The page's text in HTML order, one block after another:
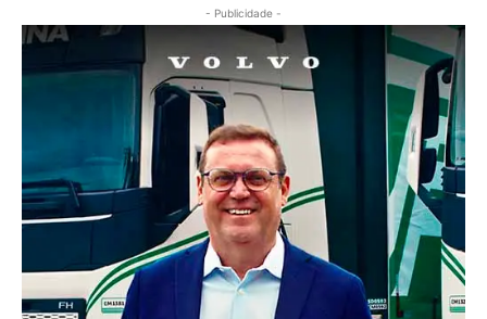
- Publicidade -